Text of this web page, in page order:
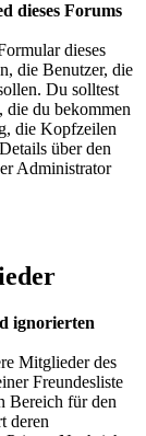
dieses Forums
dieses
die Benutzer, die
Du solltest
du bekommen
die Kopfzeilen
über den
Administrator
ignorierten
Mitglieder des
Freundesliste
Bereich für den
deren